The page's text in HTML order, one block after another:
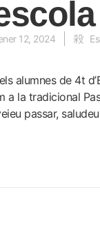
12, 2024
alumnes de 4t
a la tradicional
passar,